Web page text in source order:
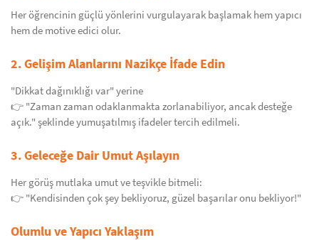
Her öğrencinin güçlü yönlerini vurgulayarak başlamak hem yapıcı
hem de motive edici olur.
2. Gelişim Alanlarını Nazikçe İfade Edin
"Dikkat dağınıklığı var" yerine
👉 "Zaman zaman odaklanmakta zorlanabiliyor, ancak desteğe
açık." şeklinde yumuşatılmış ifadeler tercih edilmeli.
3. Geleceğe Dair Umut Aşılayın
Her görüş mutlaka umut ve teşvikle bitmeli:
👉 "Kendisinden çok şey bekliyoruz, güzel başarılar onu bekliyor!"
Olumlu ve Yapıcı Yaklaşım